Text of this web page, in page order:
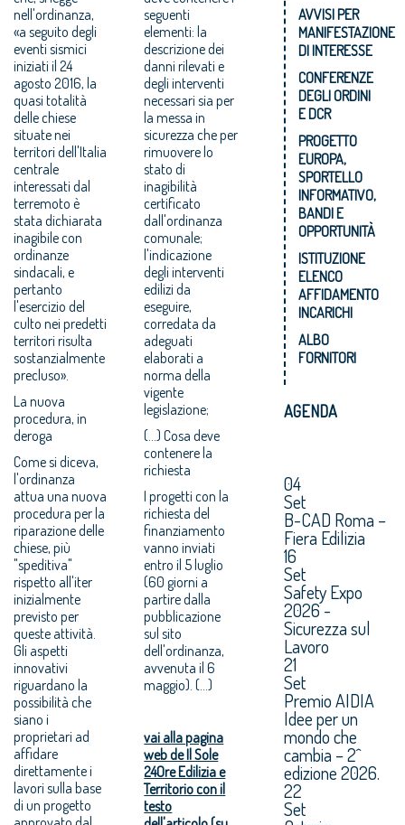
nell'ordinanza,
«a seguito degli
eventi sismici
iniziati il 24
agosto 2016, la
quasi totalità
delle chiese
situate nei
territori dell'Italia
centrale
interessati dal
terremoto è
stata dichiarata
inagibile con
ordinanze
sindacali, e
pertanto
l'esercizio del
culto nei predetti
territori risulta
sostanzialmente
precluso».
La nuova
procedura, in
deroga
Come si diceva,
l'ordinanza
attua una nuova
procedura per la
riparazione delle
chiese, più
"speditiva"
rispetto all'iter
inizialmente
previsto per
queste attività.
Gli aspetti
innovativi
riguardano la
possibilità che
siano i
proprietari ad
affidare
direttamente i
lavori sulla base
di un progetto
seguenti
elementi: la
descrizione dei
danni rilevati e
degli interventi
necessari sia per
la messa in
sicurezza che per
rimuovere lo
stato di
inagibilità
certificato
dall'ordinanza
comunale;
l'indicazione
degli interventi
edilizi da
eseguire,
corredata da
adeguati
elaborati a
norma della
vigente
legislazione;
(...) Cosa deve
contenere la
richiesta
I progetti con la
richiesta del
finanziamento
vanno inviati
entro il 5 luglio
(60 giorni a
partire dalla
pubblicazione
sul sito
dell'ordinanza,
avvenuta il 6
maggio). (...)
vai alla pagina
web de Il Sole
24Ore Edilizia e
Territorio con il
testo
AVVISI PER
MANIFESTAZIONE
DI INTERESSE
CONFERENZE
DEGLI ORDINI
E DCR
PROGETTO
EUROPA,
SPORTELLO
INFORMATIVO,
BANDI E
OPPORTUNITÀ
ISTITUZIONE
ELENCO
AFFIDAMENTO
INCARICHI
ALBO
FORNITORI
AGENDA
04
Set
B-CAD Roma –
Fiera Edilizia
16
Set
Safety Expo
2026 -
Sicurezza sul
Lavoro
21
Set
Premio AIDIA
Idee per un
mondo che
cambia – 2^
edizione 2026.
22
Set